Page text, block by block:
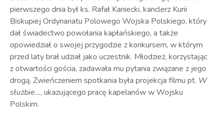
pierwszego dnia był ks. Rafał Kaniecki, kanclerz Kurii
Biskupiej Ordynariatu Polowego Wojska Polskiego, który
dał świadectwo powołania kapłańskiego, a także
opowiedział o swojej przygodzie z konkursem, w którym
przed laty brał udział jako uczestnik. Młodzież, korzystając
z otwartości gościa, zadawała mu pytania związane z jego
drogą. Zwieńczeniem spotkania była projekcja filmu pt. W
służbie…, ukazującego pracę kapelanów w Wojsku
Polskim.